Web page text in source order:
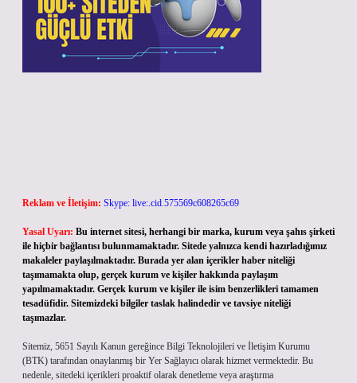
Reklam ve İletişim: Skype: live:.cid.575569c608265c69
Yasal Uyarı: Bu internet sitesi, herhangi bir marka, kurum veya şahıs şirketi
ile hiçbir bağlantısı bulunmamaktadır. Sitede yalnızca kendi hazırladığımız
makaleler paylaşılmaktadır. Burada yer alan içerikler haber niteliği
taşımamakta olup, gerçek kurum ve kişiler hakkında paylaşım
yapılmamaktadır. Gerçek kurum ve kişiler ile isim benzerlikleri tamamen
tesadüfidir. Sitemizdeki bilgiler taslak halindedir ve tavsiye niteliği
taşımazlar.
Sitemiz, 5651 Sayılı Kanun gereğince Bilgi Teknolojileri ve İletişim Kurumu
(BTK) tarafından onaylanmış bir Yer Sağlayıcı olarak hizmet vermektedir. Bu
nedenle, sitedeki içerikleri proaktif olarak denetleme veya araştırma